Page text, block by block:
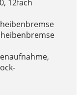
12fach